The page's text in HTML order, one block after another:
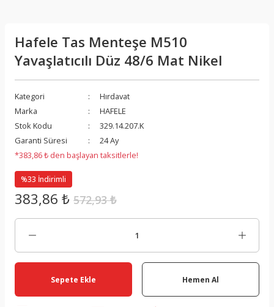
Hafele Tas Menteşe M510
Yavaşlatıcılı Düz 48/6 Mat Nikel
Kategori
Hırdavat
Marka
HAFELE
Stok Kodu
329.14.207.K
Garanti Süresi
24 Ay
*383,86 ₺ den başlayan taksitlerle!
%33 İndirimli
383,86 ₺ 572,93 ₺
Sepete Ekle Hemen Al